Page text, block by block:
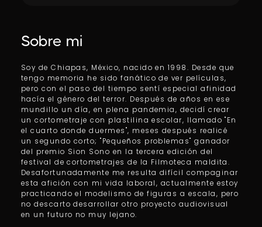
Sobre mi
Soy de Chiapas, México, nacido en 1998. Desde que
tengo memoria he sido fanático de ver películas,
pero con el paso del tiempo sentí especial afinidad
hacía el género del terror. Después de años en ese
mundillo un día, en plena pandemia, decidí crear
un cortometraje con plastilina escolar, llamado "En
el cuarto donde duermes", meses después realicé
un segundo corto; "Pequeños problemas" ganador
del premio Sion Sono en la tercera edición del
festival de cortometrajes de la Filmoteca maldita.
Desafortunadamente me resulta difícil compaginar
esta afición con mi vida laboral, actualmente estoy
practicando el modelismo de figuras a escala, pero
no descarto desarrollar otro proyecto audiovisual
en un futuro no muy lejano.